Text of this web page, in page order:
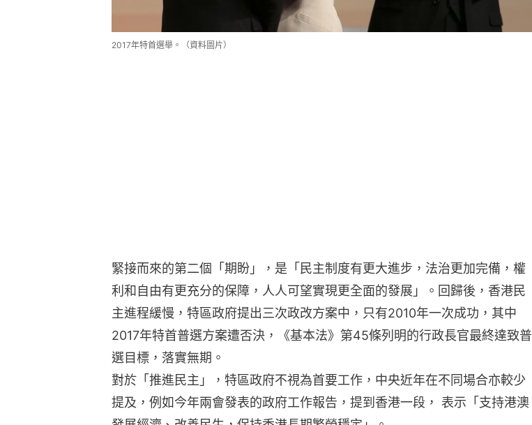
2017年特首選舉。（資料圖片）
緊接而來的第二個「期盼」，是「民主制度有更大進步，法治更加完備，權
利和自由有更充分的保障，人人可望實現更全面的發展」。回歸後，香港民
主進程緩慢，特區政府提出三次政改方案中，只有2010年一次成功，其中
2017年特首普選方案遭否決，《基本法》第45條列明的行政長官最終達致普
選目標，落實無期。
對於「推進民主」，特區政府不視為首要工作，中央近年在不同場合亦較少
提及，例如今年兩會發表的政府工作報告，提到香港一段， 表示「支持港澳